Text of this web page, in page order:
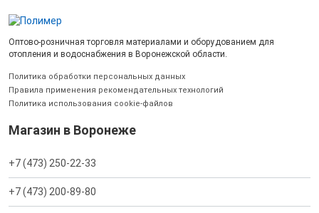
Оптово-розничная торговля материалами и оборудованием для
отопления и водоснабжения в Воронежской области.
Политика обработки персональных данных
Правила применения рекомендательных технологий
Политика использования cookie-файлов
Магазин в Воронеже
+7 (473) 250-22-33
+7 (473) 200-89-80